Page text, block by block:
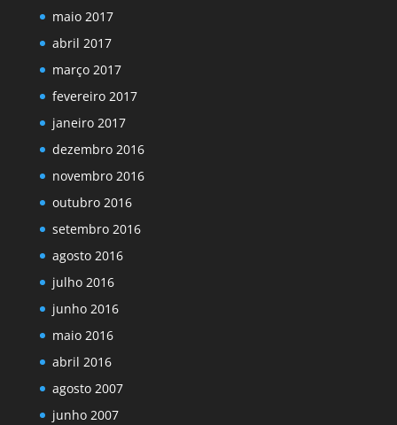
maio 2017
abril 2017
março 2017
fevereiro 2017
janeiro 2017
dezembro 2016
novembro 2016
outubro 2016
setembro 2016
agosto 2016
julho 2016
junho 2016
maio 2016
abril 2016
agosto 2007
junho 2007